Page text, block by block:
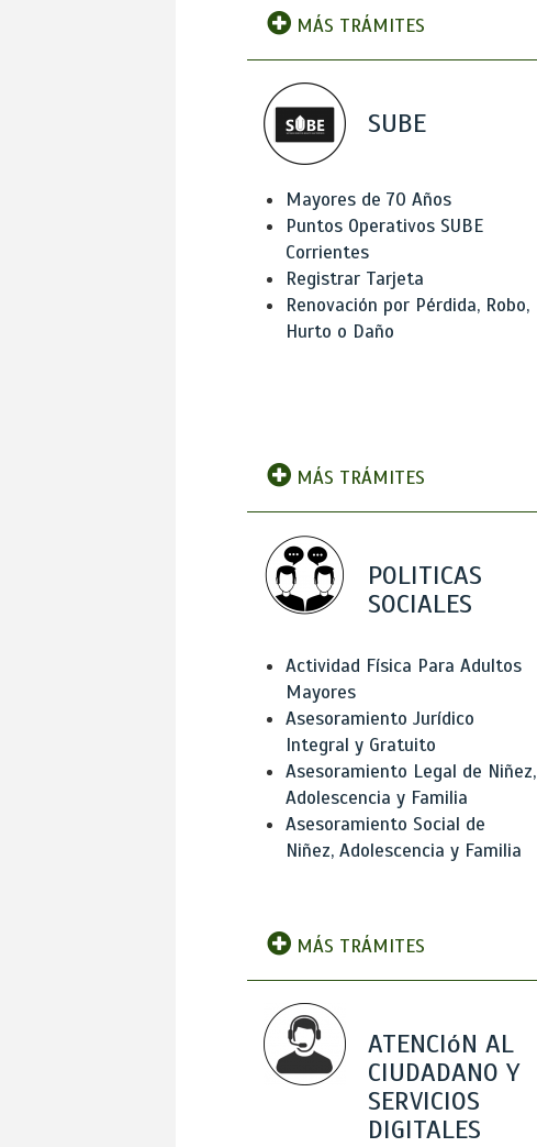
MÁS TRÁMITES
SUBE
Mayores de 70 Años
Puntos Operativos SUBE
Corrientes
Registrar Tarjeta
Renovación por Pérdida, Robo,
Hurto o Daño
MÁS TRÁMITES
POLITICAS
SOCIALES
Actividad Física Para Adultos
Mayores
Asesoramiento Jurídico
Integral y Gratuito
Asesoramiento Legal de Niñez,
Adolescencia y Familia
Asesoramiento Social de
Niñez, Adolescencia y Familia
MÁS TRÁMITES
ATENCIóN AL
CIUDADANO Y
SERVICIOS
DIGITALES